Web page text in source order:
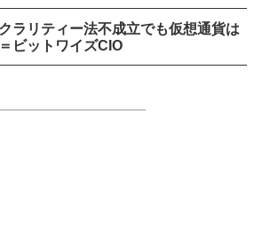
クラリティー法不成立でも仮想通貨は
ビットワイズCIO